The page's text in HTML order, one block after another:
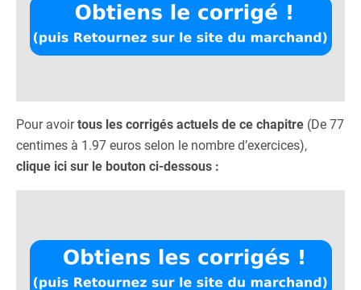
Pour avoirtous les corrigés actuels de ce chapitre (De 77
centimes à 1.97 euros selon le nombre d’exercices),
clique ici sur le bouton ci-dessous :